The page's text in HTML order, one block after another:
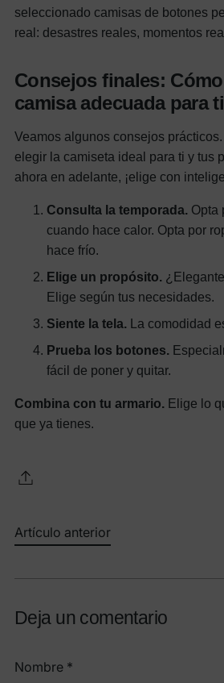
seleccionado camisas de botones
real: desastres reales, momentos
Consejos finales:
camisa adecuada para
Veamos algunos consejos
elegir la camiseta ideal para ti y tus
ahora en adelante, ¡elige con
Consulta la temporada. Opta
cuando hace calor. Opta por
hace frío.
Elige un propósito.
Elige según tus necesidades.
Siente la tela. La comodidad
Prueba los botones.
fácil de poner y quitar.
Combina con tu armario. Elige lo
que ya tienes.
Artículo anterior
Deja un comentario
Nombre *